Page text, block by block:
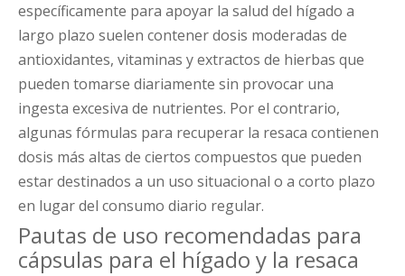
específicamente para apoyar la salud del hígado a
largo plazo suelen contener dosis moderadas de
antioxidantes, vitaminas y extractos de hierbas que
pueden tomarse diariamente sin provocar una
ingesta excesiva de nutrientes. Por el contrario,
algunas fórmulas para recuperar la resaca contienen
dosis más altas de ciertos compuestos que pueden
estar destinados a un uso situacional o a corto plazo
en lugar del consumo diario regular.
Pautas de uso recomendadas para
cápsulas para el hígado y la resaca